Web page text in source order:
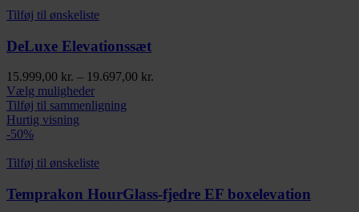
Tilføj til ønskeliste
DeLuxe Elevationssæt
15.999,00 kr. – 19.697,00 kr.
Vælg mulighederDette
vare
Mulighederne
vælges
Tilføj til sammenligning
Hurtig visning
-50%
Tilføj til ønskeliste
Temprakon HourGlass-fjedre EF boxelevation